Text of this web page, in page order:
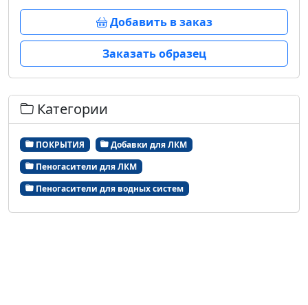
Добавить в заказ
Заказать образец
Категории
ПОКРЫТИЯ
Добавки для ЛКМ
Пеногасители для ЛКМ
Пеногасители для водных систем